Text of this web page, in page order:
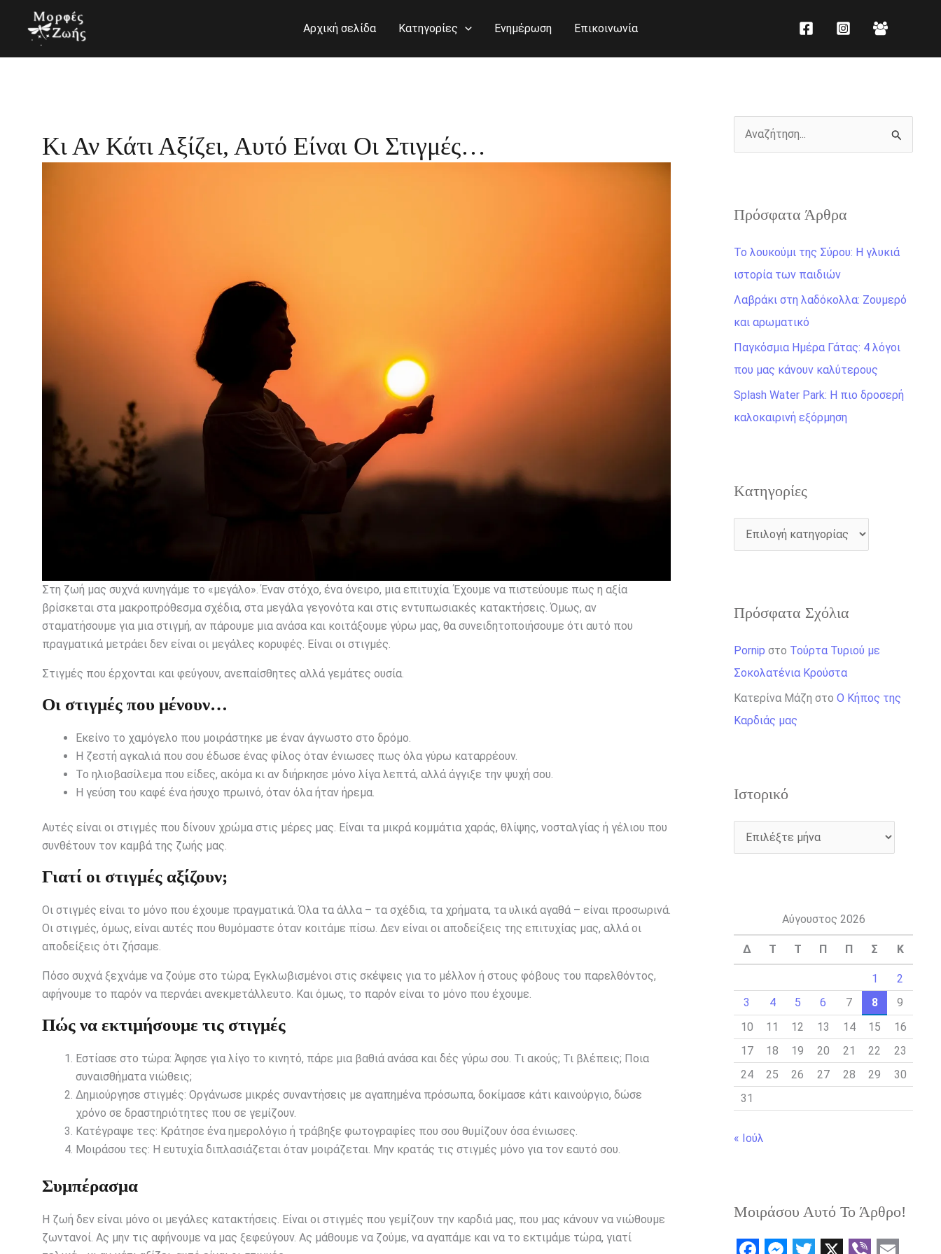
Μετάβαση
περιεχόμενο
Αρχική σελίδα Κατηγορίες Ενημέρωση Επικοινωνία
Κι Αν Κάτι Αξίζει, Αυτό Είναι Οι Στιγμές…
Στη ζωή μας συχνά κυνηγάμε το «μεγάλο». Έναν στόχο, ένα όνειρο, μια επιτυχία. Έχουμε να πιστεύουμε πως η αξία
βρίσκεται στα μακροπρόθεσμα σχέδια, στα μεγάλα γεγονότα και στις εντυπωσιακές κατακτήσεις. Όμως, αν
σταματήσουμε για μια στιγμή, αν πάρουμε μια ανάσα και κοιτάξουμε γύρω μας, θα συνειδητοποιήσουμε ότι αυτό που
πραγματικά μετράει δεν είναι οι μεγάλες κορυφές. Είναι οι στιγμές.
Στιγμές που έρχονται και φεύγουν, ανεπαίσθητες αλλά γεμάτες ουσία.
Οι στιγμές που μένουν…
Εκείνο το χαμόγελο που μοιράστηκε με έναν άγνωστο στο δρόμο.
Η ζεστή αγκαλιά που σου έδωσε ένας φίλος όταν ένιωσες πως όλα γύρω καταρρέουν.
Το ηλιοβασίλεμα που είδες, ακόμα κι αν διήρκησε μόνο λίγα λεπτά, αλλά άγγιξε την ψυχή σου.
Η γεύση του καφέ ένα ήσυχο πρωινό, όταν όλα ήταν ήρεμα.
Αυτές είναι οι στιγμές που δίνουν χρώμα στις μέρες μας. Είναι τα μικρά κομμάτια χαράς, θλίψης, νοσταλγίας ή γέλιου που
συνθέτουν τον καμβά της ζωής μας.
Γιατί οι στιγμές αξίζουν;
Οι στιγμές είναι το μόνο που έχουμε πραγματικά. Όλα τα άλλα – τα σχέδια, τα χρήματα, τα υλικά αγαθά – είναι προσωρινά.
Οι στιγμές, όμως, είναι αυτές που θυμόμαστε όταν κοιτάμε πίσω. Δεν είναι οι αποδείξεις της επιτυχίας μας, αλλά οι
αποδείξεις ότι ζήσαμε.
Πόσο συχνά ξεχνάμε να ζούμε στο τώρα; Εγκλωβισμένοι στις σκέψεις για το μέλλον ή στους φόβους του παρελθόντος,
αφήνουμε το παρόν να περνάει ανεκμετάλλευτο. Και όμως, το παρόν είναι το μόνο που έχουμε.
Πώς να εκτιμήσουμε τις στιγμές
Εστίασε στο τώρα: Άφησε για λίγο το κινητό, πάρε μια βαθιά ανάσα και δές γύρω σου. Τι ακούς; Τι βλέπεις; Ποια
συναισθήματα νιώθεις;
Δημιούργησε στιγμές: Οργάνωσε μικρές συναντήσεις με αγαπημένα πρόσωπα, δοκίμασε κάτι καινούργιο, δώσε
χρόνο σε δραστηριότητες που σε γεμίζουν.
Κατέγραψε τες: Κράτησε ένα ημερολόγιο ή τράβηξε φωτογραφίες που σου θυμίζουν όσα ένιωσες.
Μοιράσου τες: Η ευτυχία διπλασιάζεται όταν μοιράζεται. Μην κρατάς τις στιγμές μόνο για τον εαυτό σου.
Συμπέρασμα
Η ζωή δεν είναι μόνο οι μεγάλες κατακτήσεις. Είναι οι στιγμές που γεμίζουν την καρδιά μας, που μας κάνουν να νιώθουμε
ζωντανοί. Ας μην τις αφήνουμε να μας ξεφεύγουν. Ας μάθουμε να ζούμε, να αγαπάμε και να το εκτιμάμε τώρα, γιατί
τ
η
σ
Πρόσφατα Άρθρα
Το λουκούμι της Σύρου: Η γλυκιά
ιστορία των παιδιών
Λαβράκι στη λαδόκολλα: Ζουμερό
και αρωματικό
Παγκόσμια Ημέρα Γάτας: 4 λόγοι
που μας κάνουν καλύτερους
Splash Water Park: Η πιο δροσερή
καλοκαιρινή εξόρμηση
Kατηγορίες
τ
ς
Πρόσφατα Σχόλια
Pornip στο Τούρτα Τυριού με
Σοκολατένια Κρούστα
Κατερίνα Μάζη στο Ο Κήπος της
Καρδιάς μας
Ιστορικό
τ
Αύγουστος 2026
Δ Τ Τ Π Π Σ Κ
1
2
3
4 5 6 7 8
9
10
11 12 13 14 15
16
17
18 19 20 21 22
23
24
25 26 27 28 29
30
31
« Ιούλ
Μοιράσου Αυτό Το Άρθρο!